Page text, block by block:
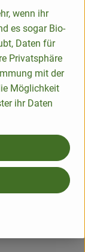
von drei Tagen
wenn ihr
es sogar Bio-
Daten für
Privatsphäre
mit der
Möglichkeit
ihr Daten